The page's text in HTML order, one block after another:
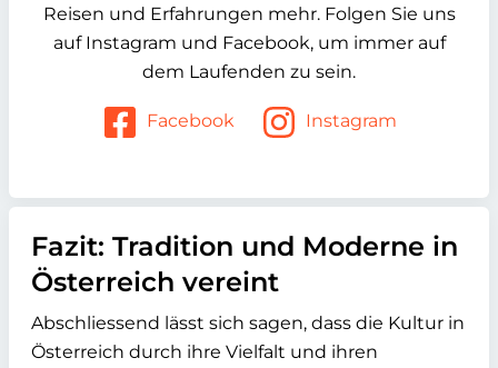
Reisen und Erfahrungen mehr. Folgen Sie uns
auf Instagram und Facebook, um immer auf
dem Laufenden zu sein.
Facebook Instagram
Fazit: Tradition und Moderne in
Österreich vereint
Abschliessend lässt sich sagen, dass die Kultur in
Österreich durch ihre Vielfalt und ihren